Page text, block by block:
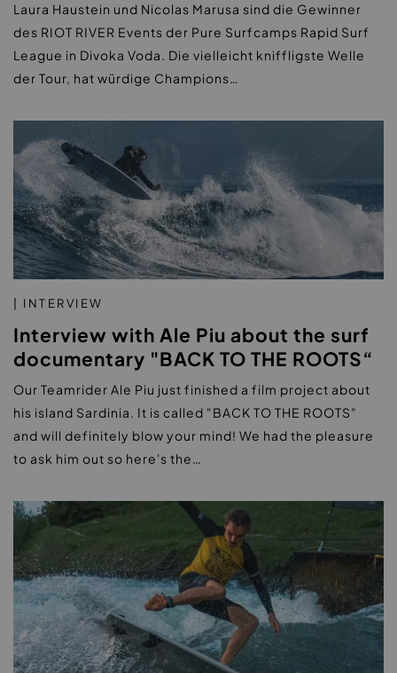
Laura Haustein und Nicolas Marusa sind die Gewinner
des RIOT RIVER Events der Pure Surfcamps Rapid Surf
League in Divoka Voda. Die vielleicht kniffligste Welle
der Tour, hat würdige Champions…
| INTERVIEW
Interview with Ale Piu about the surf
documentary "BACK TO THE ROOTS“
Our Teamrider Ale Piu just finished a film project about
his island Sardinia. It is called "BACK TO THE ROOTS"
and will definitely blow your mind! We had the pleasure
to ask him out so here's the…